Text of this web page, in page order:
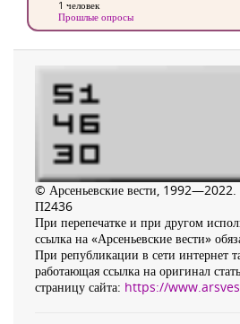
1 человек
Прошлые опросы
© Арсеньевские вести, 1992—2022.
П2436
При перепечатке и при другом
ссылка на «Арсеньевские вести»
При републикации в сети интернет
работающая ссылка на оригинал
страницу сайта: https://